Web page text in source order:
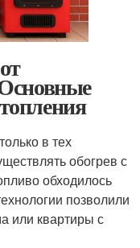
в тех
обогрев с
обходилось
позволили
или квартиры с